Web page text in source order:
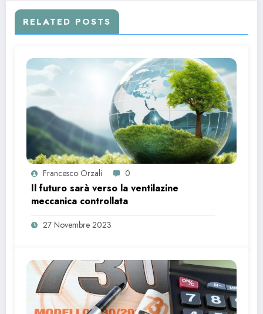
RELATED POSTS
Francesco Orzali 0
Il futuro sarà verso la ventilazine
meccanica controllata
27 Novembre 2023